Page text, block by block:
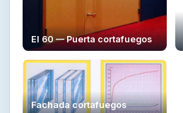
EI 60 — Puerta cortafuegos
Fachada cortafuegos